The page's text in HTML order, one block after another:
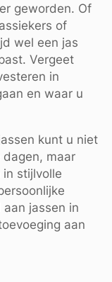
geworden. Of
of
wel een jas
Vergeet
in
en waar u
kunt u niet
maar
stijlvolle
jassen in
aan